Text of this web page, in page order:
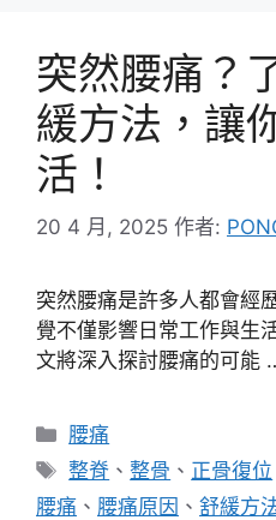
突然腰痛？
緩方法，讓
活！
20 4 月, 2025 作者:
突然腰痛是許多人都會經
覺不僅影響日常工作與生
文將深入探討腰痛的可能
分
類
腰痛
標
籤
整脊 、整骨 、 正骨復位
腰痛 、 腰痛原因 、 舒緩方